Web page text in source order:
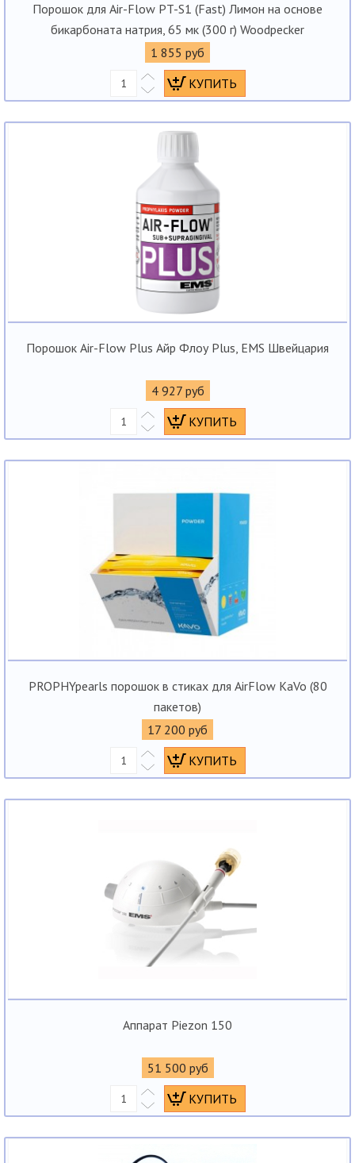
Порошок для Air-Flow PT-S1 (Fast) Лимон на основе
бикарбоната натрия, 65 мк (300 г) Woodpecker
1 855 руб
Порошок Air-Flow Plus Айр Флоу Plus, EMS Швейцария
4 927 руб
PROPHYpearls порошок в стиках для AirFlow KaVo (80
пакетов)
17 200 руб
Аппарат Piezon 150
51 500 руб